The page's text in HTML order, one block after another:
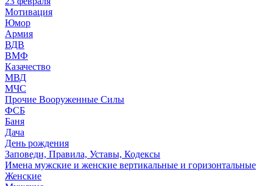
Мотивация
Юмор
Армия
ВДВ
ВМФ
Казачество
МВД
МЧС
Прочие Вооруженные Силы
ФСБ
Баня
Дача
День рождения
Заповеди, Правила, Уставы, Кодексы
Имена мужские и женские вертикальные и горизонтальные
Женские